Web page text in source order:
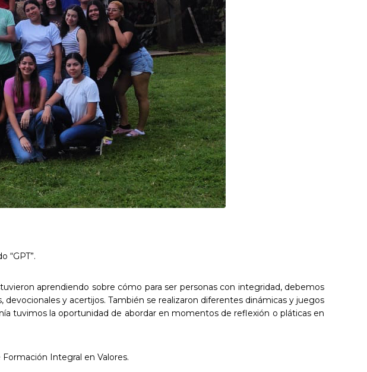
“GPT”.
aprendiendo sobre cómo para ser personas con integridad, debemos
devocionales y acertijos. También se realizaron diferentes dinámicas y juegos
tuvimos la oportunidad de abordar en momentos de reflexión o pláticas en
Integral en Valores.